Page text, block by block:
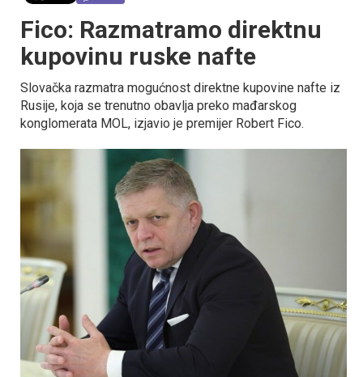
Fico: Razmatramo direktnu
kupovinu ruske nafte
Slovačka razmatra mogućnost direktne kupovine nafte iz
Rusije, koja se trenutno obavlja preko mađarskog
konglomerata MOL, izjavio je premijer Robert Fico.